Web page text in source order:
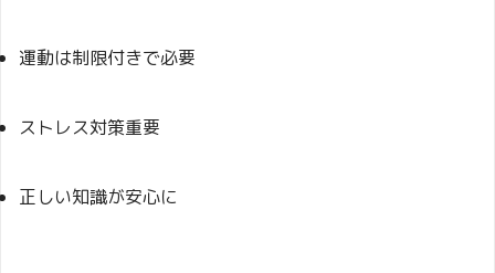
運動は制限付きで必要
ストレス対策重要
正しい知識が安心に